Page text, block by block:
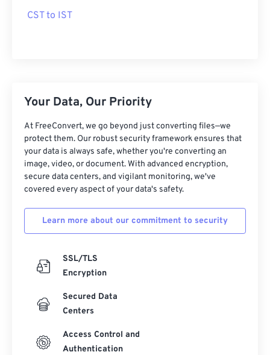
CST to IST
Your Data, Our Priority
At FreeConvert, we go beyond just converting files—we
protect them. Our robust security framework ensures that
your data is always safe, whether you're converting an
image, video, or document. With advanced encryption,
secure data centers, and vigilant monitoring, we've
covered every aspect of your data's safety.
Learn more about our commitment to security
SSL/TLS
Encryption
Secured Data
Centers
Access Control and
Authentication